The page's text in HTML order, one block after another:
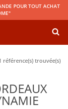
POUR TOUT ACHAT
référence(s) trouvée(s)